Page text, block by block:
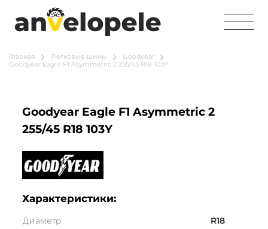
Главная Легковые шины
Goodyear
Goodyear Eagle F1 Asymmetric 2 255/45 R18 103Y
Goodyear Eagle F1 Asymmetric 2
255/45 R18 103Y
Характеристики:
Диаметр
R18